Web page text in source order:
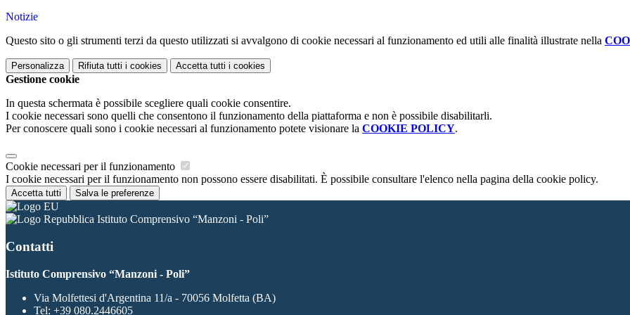
Notizie
Questo sito o gli strumenti terzi da questo utilizzati si avvalgono di cookie necessari al funzionamento ed utili alle finalità illustrate nella
Personalizza Rifiuta tutti i cookies Accetta tutti i cookies
Gestione cookie
In questa schermata è possibile scegliere quali cookie consentire.
I cookie necessari sono quelli che consentono il funzionamento della piattaforma e non è possibile disabilitarli.
Per conoscere quali sono i cookie necessari al funzionamento potete visionare la COOKIE POLICY.
Cookie necessari per il funzionamento
I cookie necessari per il funzionamento non possono essere disabilitati. È possibile consultare l'elenco nella pagina della cookie policy.
Accetta tutti Salva le preferenze
Istituto Comprensivo “Manzoni - Poli”
Contatti
Istituto Comprensivo “Manzoni - Poli”
Via Molfettesi d'Argentina 11/a - 70056 Molfetta (BA)
Tel: +39 080.2446605